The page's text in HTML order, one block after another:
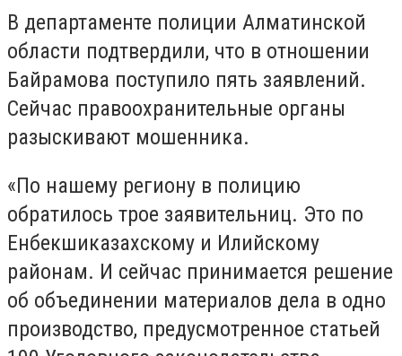
В департаменте полиции Алматинской
области подтвердили, что в отношении
Байрамова поступило пять заявлений.
Сейчас правоохранительные органы
разыскивают мошенника.
«По нашему региону в полицию
обратилось трое заявительниц. Это по
Енбекшиказахскому и Илийскому
районам. И сейчас принимается решение
об объединении материалов дела в одно
производство, предусмотренное статьей